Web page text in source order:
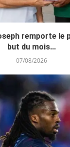
remporte le
but du mois...
07/08/2026